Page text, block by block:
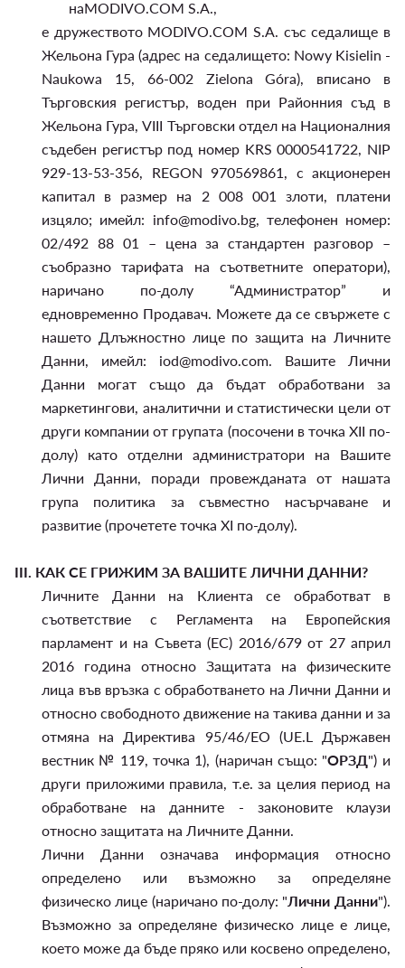
наMODIVO.COM S.A.,
е дружеството MODIVO.COM S.A. със седалище в
Жельона Гура (адрес на седалището: Nowy Kisielin -
Naukowa 15, 66-002 Zielona Góra), вписано в
Търговския регистър, воден при Районния съд в
Жельона Гура, VIII Търговски отдел на Националния
съдебен регистър под номер KRS 0000541722, NIP
929-13-53-356, REGON 970569861, с акционерен
капитал в размер на 2 008 001 злоти, платени
изцяло; имейл: info@modivo.bg, телефонен номер:
02/492 88 01 – цена за стандартен разговор –
съобразно тарифата на съответните оператори),
наричано по-долу “Администратор” и
едновременно Продавач. Можете да се свържете с
нашето Длъжностно лице по защита на Личните
Данни, имейл: iod@modivo.com. Вашите Лични
Данни могат също да бъдат обработвани за
маркетингови, аналитични и статистически цели от
други компании от групата (посочени в точка XII по-
долу) като отделни администратори на Вашите
Лични Данни, поради провежданата от нашата
група политика за съвместно насърчаване и
развитие (прочетете точка XI по-долу).
III. КАК СЕ ГРИЖИМ ЗА ВАШИТЕ ЛИЧНИ ДАННИ?
Личните Данни на Клиента се обработват в
съответствие с Регламента на Европейския
парламент и на Съвета (ЕС) 2016/679 от 27 април
2016 година относно Защитата на физическите
лица във връзка с обработването на Лични Данни и
относно свободното движение на такива данни и за
отмяна на Директива 95/46/EО (UE.L Държавен
вестник № 119, точка 1), (наричан също: "ОРЗД") и
други приложими правила, т.е. за целия период на
обработване на данните - законовите клаузи
относно защитата на Личните Данни.
Лични Данни означава информация относно
определено или възможно за определяне
физическо лице (наричано по-долу: "Лични Данни").
Възможно за определяне физическо лице е лице,
което може да бъде пряко или косвено определено,